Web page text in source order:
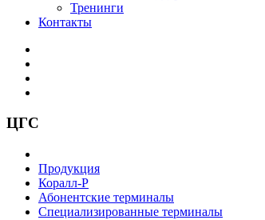
Тренинги
Контакты
ЦГС
Продукция
Коралл-Р
Абонентские терминалы
Специализированные терминалы